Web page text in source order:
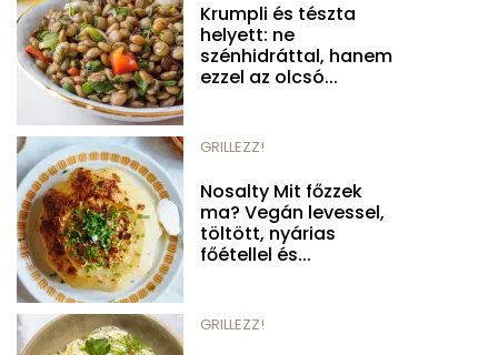
Krumpli és tészta
helyett: ne
szénhidráttal, hanem
ezzel az olcsó...
GRILLEZZ!
Nosalty Mit főzzek
ma? Vegán levessel,
töltött, nyárias
főétellel és...
GRILLEZZ!